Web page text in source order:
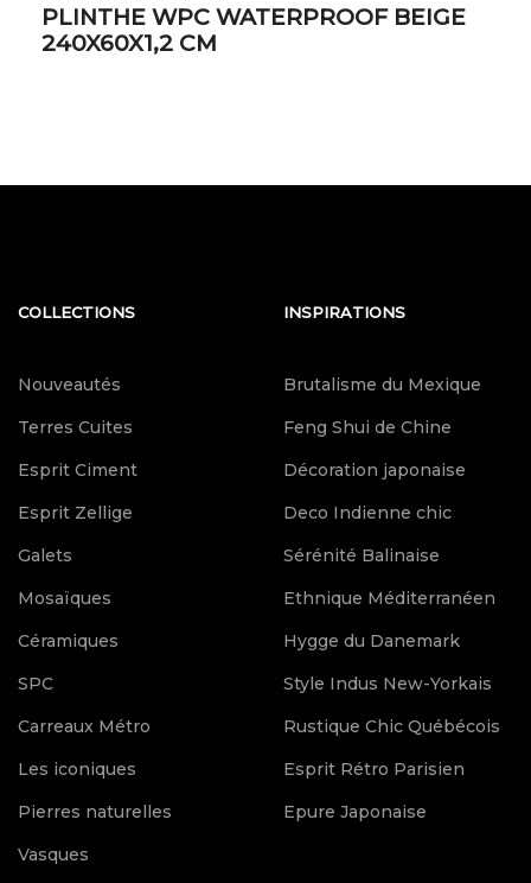
PLINTHE WPC WATERPROOF BEIGE
240X60X1,2 CM
COLLECTIONS
Nouveautés
Terres Cuites
Esprit Ciment
Esprit Zellige
Galets
Mosaïques
Céramiques
SPC
Carreaux Métro
Les iconiques
Pierres naturelles
Vasques
INSPIRATIONS
Brutalisme du Mexique
Feng Shui de Chine
Décoration japonaise
Deco Indienne chic
Sérénité Balinaise
Ethnique Méditerranéen
Hygge du Danemark
Style Indus New-Yorkais
Rustique Chic Québécois
Esprit Rétro Parisien
Epure Japonaise